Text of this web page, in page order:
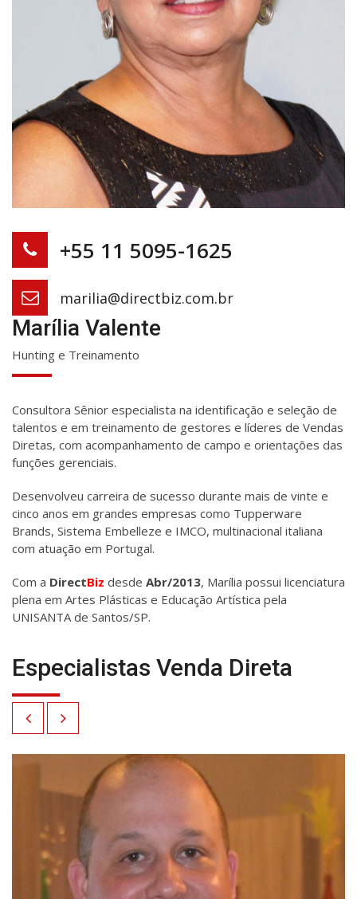
+55 11 5095-1625
marilia@directbiz.com.br
Marília Valente
Hunting e Treinamento
Consultora Sênior especialista na identificação e seleção de
talentos e em treinamento de gestores e líderes de Vendas
Diretas, com acompanhamento de campo e orientações das
funções gerenciais.
Desenvolveu carreira de sucesso durante mais de vinte e
cinco anos em grandes empresas como Tupperware
Brands, Sistema Embelleze e IMCO, multinacional italiana
com atuação em Portugal.
Com a DirectBiz desde Abr/2013, Marília possui licenciatura
plena em Artes Plásticas e Educação Artística pela
UNISANTA de Santos/SP.
Especialistas Venda Direta